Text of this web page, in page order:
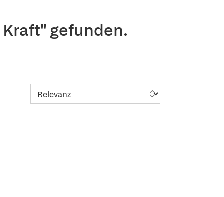
gefunden.